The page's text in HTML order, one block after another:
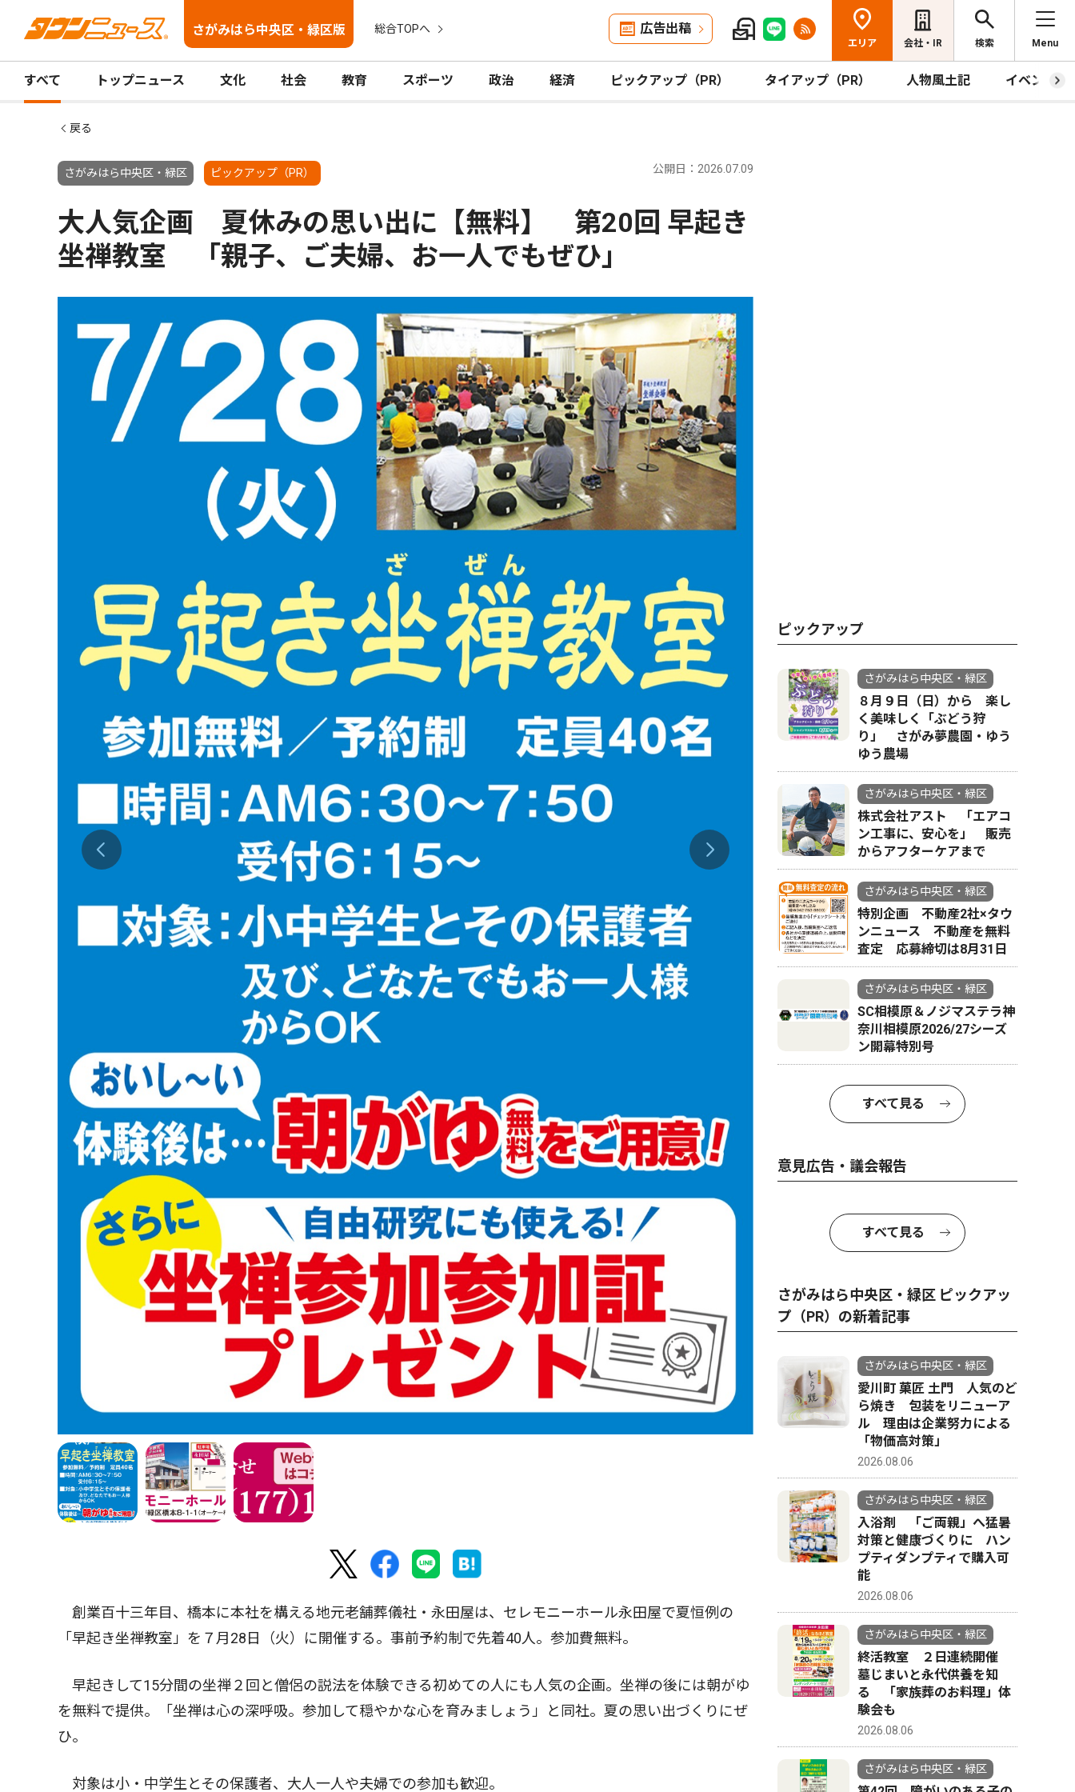
さがみはら中央区・緑区版 総合TOPへ 広告出稿
エリア 会社・IR 検索 Menu
すべて トップニュース 文化 社会 教育 スポーツ 政治 経済 ピックアップ（PR） タイアップ（PR） 人物風土記 イベント
戻る
さがみはら中央区・緑区 ピックアップ（PR） 公開日：2026.07.09
大人気企画 夏休みの思い出に【無料】 第20回 早起き
坐禅教室 「親子、ご夫婦、お一人でもぜひ｣
創業百十三年目、橋本に本社を構える地元老舗葬儀社・永田屋は、セレモニーホール永田屋で夏恒例の
「早起き坐禅教室」を７月28日（火）に開催する。事前予約制で先着40人。参加費無料。
早起きして15分間の坐禅２回と僧侶の説法を体験できる初めての人にも人気の企画。坐禅の後には朝がゆ
を無料で提供。「坐禅は心の深呼吸。参加して穏やかな心を育みましょう」と同社。夏の思い出づくりにぜ
ひ。
対象は小・中学生とその保護者、大人一人や夫婦での参加も歓迎。
ピックアップ
さがみはら中央区・緑区
８月９日（日）から 楽し
く美味しく「ぶどう狩
り」 さがみ夢農園・ゆう
ゆう農場
さがみはら中央区・緑区
株式会社アスト 「エアコ
ン工事に、安心を」 販売
からアフターケアまで
さがみはら中央区・緑区
特別企画 不動産2社×タウ
ンニュース 不動産を無料
査定 応募締切は8月31日
さがみはら中央区・緑区
SC相模原＆ノジマステラ神
奈川相模原2026/27シーズ
ン開幕特別号
すべて見る
意見広告・議会報告
すべて見る
さがみはら中央区・緑区 ピックアッ
プ（PR）の新着記事
さがみはら中央区・緑区
愛川町 菓匠 土門 人気のど
ら焼き 包装をリニューア
ル 理由は企業努力による
「物価高対策」
2026.08.06
さがみはら中央区・緑区
入浴剤 「ご両親」へ猛暑
対策と健康づくりに ハン
プティダンプティで購入可
能
2026.08.06
さがみはら中央区・緑区
終活教室 ２日連続開催
墓じまいと永代供養を知
る 「家族葬のお料理」体
験会も
2026.08.06
さがみはら中央区・緑区